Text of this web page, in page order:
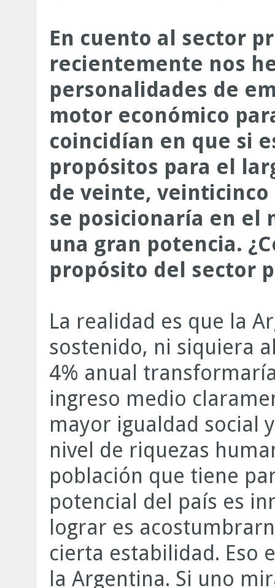
En cuento al sector
recientemente nos
personalidades de
motor económico
coincidían en que si
propósitos para el
de veinte,
se posicionaría en el
una gran potencia.
propósito del sector
La realidad es que la
sostenido, ni siquiera
4% anual
ingreso medio
mayor igualdad social
nivel de riquezas
población que tiene
potencial del país es
lograr es
cierta estabilidad. Eso
la Argentina. Si uno